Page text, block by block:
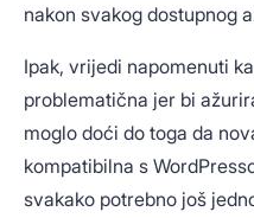
nakon svakog dostupnog
Ipak, vrijedi napomenuti
problematična jer bi
moglo doći do toga da
kompatibilna s
svakako potrebno još